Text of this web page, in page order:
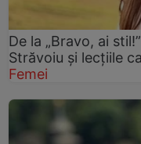
De la „Bravo, ai
Străvoiu și lecțiile
Femei